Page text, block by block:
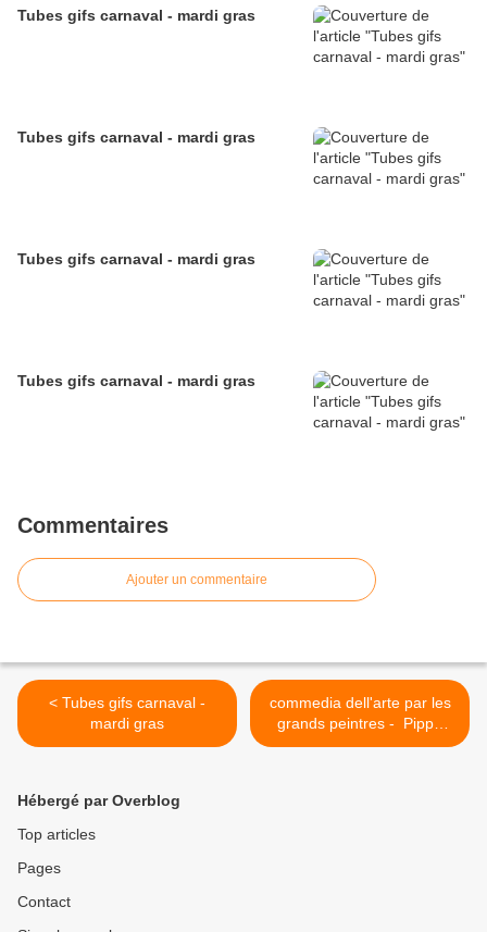
Tubes gifs carnaval - mardi gras
Tubes gifs carnaval - mardi gras
Tubes gifs carnaval - mardi gras
Tubes gifs carnaval - mardi gras
Commentaires
Ajouter un commentaire
< Tubes gifs carnaval -
mardi gras
commedia dell'arte par les
grands peintres - Pippo
Oriani (1909-1972) Arlequin
Hébergé par Overblog
Top articles
Pages
Contact